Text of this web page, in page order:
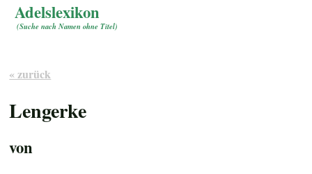
Adelslexikon
(Suche nach Namen ohne Titel)
« zurück
Lengerke
von